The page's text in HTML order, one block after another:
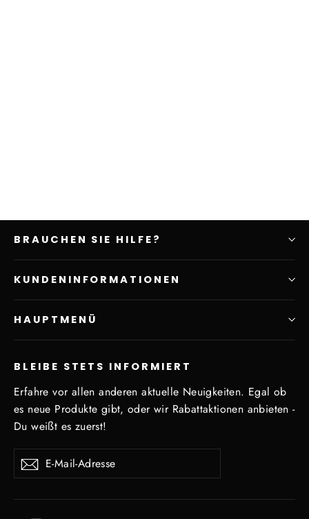
BRAUCHEN SIE HILFE?
KUNDENINFORMATIONEN
HAUPTMENÜ
BLEIBE STETS INFORMIERT
Erfahre vor allen anderen aktuelle Neuigkeiten. Egal ob
es neue Produkte gibt, oder wir Rabattaktionen anbieten -
Du weißt es zuerst!
E-
Mail-
Abonnieren